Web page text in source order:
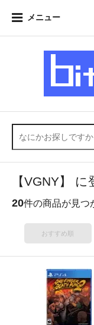
メニュー
【VGNY】
20件の商品が見つ
おすすめ順